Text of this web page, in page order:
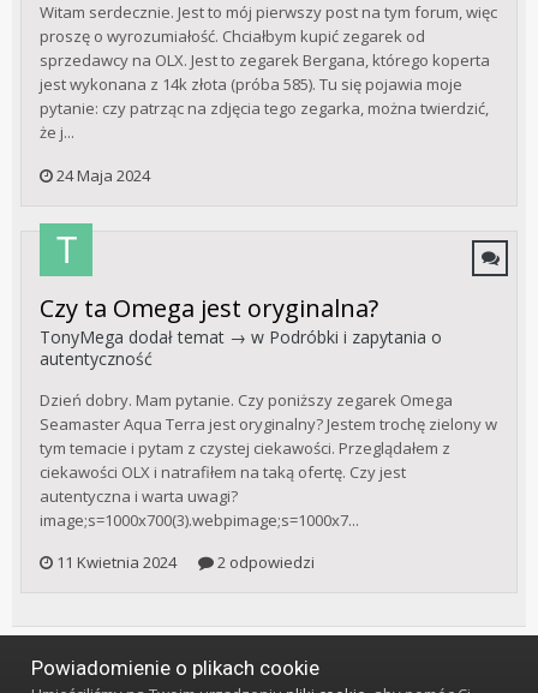
Witam serdecznie. Jest to mój pierwszy post na tym forum, więc
proszę o wyrozumiałość. Chciałbym kupić zegarek od
sprzedawcy na OLX. Jest to zegarek Bergana, którego koperta
jest wykonana z 14k złota (próba 585). Tu się pojawia moje
pytanie: czy patrząc na zdjęcia tego zegarka, można twierdzić,
że j...
24 Maja 2024
Czy ta Omega jest oryginalna?
TonyMega dodał temat → w Podróbki i zapytania o
autentyczność
Dzień dobry. Mam pytanie. Czy poniższy zegarek Omega
Seamaster Aqua Terra jest oryginalny? Jestem trochę zielony w
tym temacie i pytam z czystej ciekawości. Przeglądałem z
ciekawości OLX i natrafiłem na taką ofertę. Czy jest
autentyczna i warta uwagi?
image;s=1000x700(3).webpimage;s=1000x7...
11 Kwietnia 2024
2 odpowiedzi
Język Styl Polityka prywatności
Powiadomienie o plikach cookie